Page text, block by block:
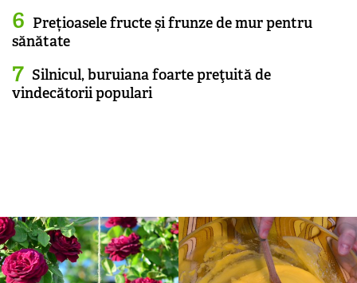
Prețioasele fructe și frunze de mur pentru
sănătate
Silnicul, buruiana foarte preţuită de
vindecătorii populari